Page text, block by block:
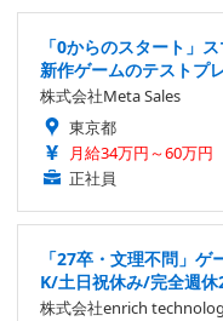
「0からのスタート」
新作ゲームのテストプ
株式会社Meta Sales
東京都
月給34万円～60万円
正社員
「27卒・文理不問」
K/土日祝休み/完全週休
株式会社enrich